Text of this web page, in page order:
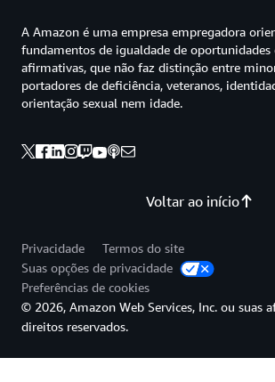
Voltar ao início
A Amazon é uma empresa empregadora
fundamentos de igualdade de oportunidades
afirmativas, que não faz distinção entre
portadores de deficiência, veteranos,
orientação sexual nem idade.
Privacidade
Termos do site
Suas opções de privacidade
Preferências de cookies
© 2026, Amazon Web Services, Inc. ou suas
direitos reservados.